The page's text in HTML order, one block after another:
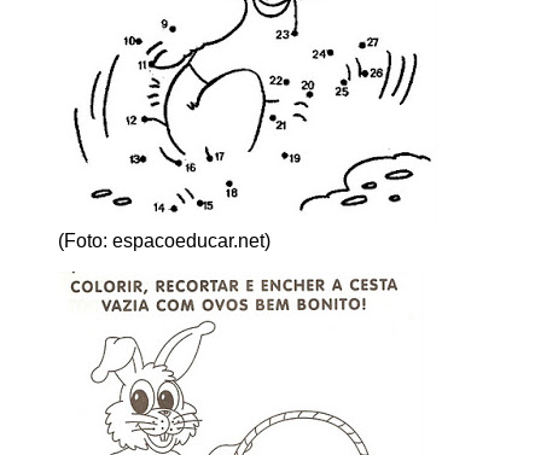
(Foto: espacoeducar.net)